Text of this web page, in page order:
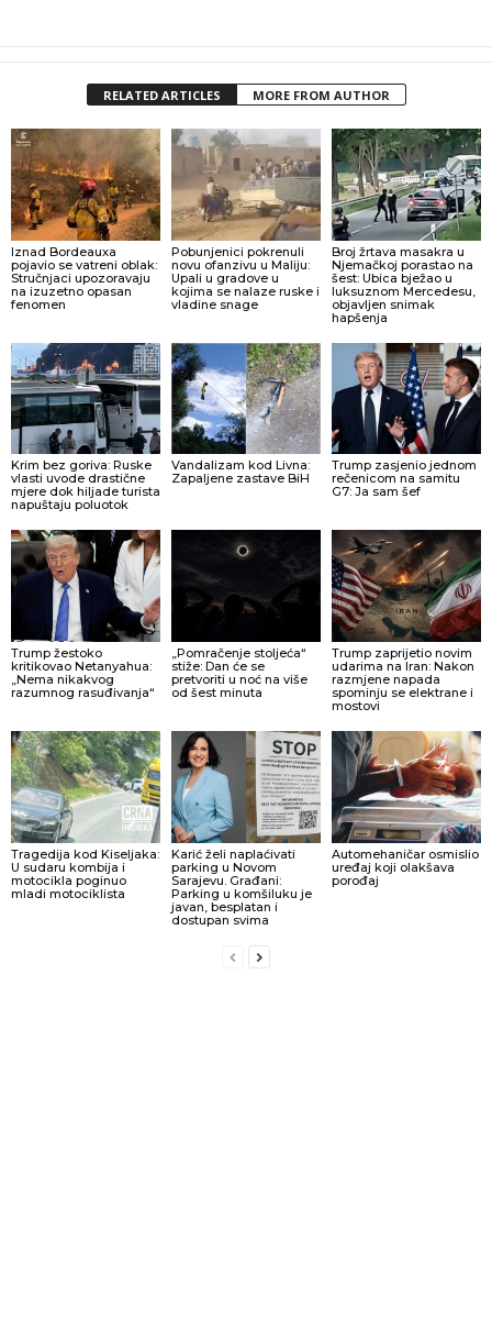
RELATED ARTICLES MORE FROM AUTHOR
Iznad Bordeauxa
pojavio se vatreni oblak:
Stručnjaci upozoravaju
na izuzetno opasan
fenomen
Pobunjenici pokrenuli
novu ofanzivu u Maliju:
Upali u gradove u
kojima se nalaze ruske i
vladine snage
Broj žrtava masakra u
Njemačkoj porastao na
šest: Ubica bježao u
luksuznom Mercedesu,
objavljen snimak
hapšenja
Krim bez goriva: Ruske
vlasti uvode drastične
mjere dok hiljade turista
napuštaju poluotok
Vandalizam kod Livna:
Zapaljene zastave BiH
Trump zasjenio jednom
rečenicom na samitu
G7: Ja sam šef
Trump žestoko
kritikovao Netanyahua:
„Nema nikakvog
razumnog rasuđivanja“
„Pomračenje stoljeća“
stiže: Dan će se
pretvoriti u noć na više
od šest minuta
Trump zaprijetio novim
udarima na Iran: Nakon
razmjene napada
spominju se elektrane i
mostovi
Tragedija kod Kiseljaka:
U sudaru kombija i
motocikla poginuo
mladi motociklista
Karić želi naplaćivati
parking u Novom
Sarajevu. Građani:
Parking u komšiluku je
javan, besplatan i
dostupan svima
Automehaničar osmislio
uređaj koji olakšava
porođaj